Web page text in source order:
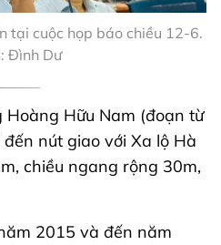
tại cuộc họp báo chiều 12-6.
Đình Dư
Hữu Nam (đoạn từ
nút giao với Xa lộ Hà
chiều ngang rộng 30m,
2015 và đến năm